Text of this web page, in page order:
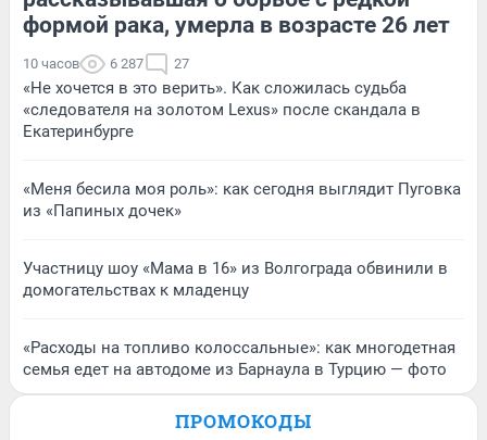
формой рака, умерла в возрасте 26 лет
10 часов 6 287 27
«Не хочется в это верить». Как сложилась судьба
«следователя на золотом Lexus» после скандала в
Екатеринбурге
«Меня бесила моя роль»: как сегодня выглядит Пуговка
из «Папиных дочек»
Участницу шоу «Мама в 16» из Волгограда обвинили в
домогательствах к младенцу
«Расходы на топливо колоссальные»: как многодетная
семья едет на автодоме из Барнаула в Турцию — фото
ПРОМОКОДЫ